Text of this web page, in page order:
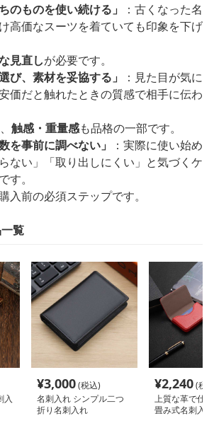
のものを使い続ける」
：古くなった名
高価なスーツを着ていても印象を下げ
見直しが必要です。
び、素材を妥協する」
：見た目が気に
価だと触れたときの質感で相手に伝わ
触感・重量感も品格の一部です。
を事前に調べない」
：実際に使い始め
ない」「取り出しにくい」と気づくケ
す。
入前の必須ステップです。
覧
入
¥3,000(税込)
名刺入れ シンプル二つ
折り名刺入れ
¥2,240(税
上質な革で仕
畳み式名刺入れ